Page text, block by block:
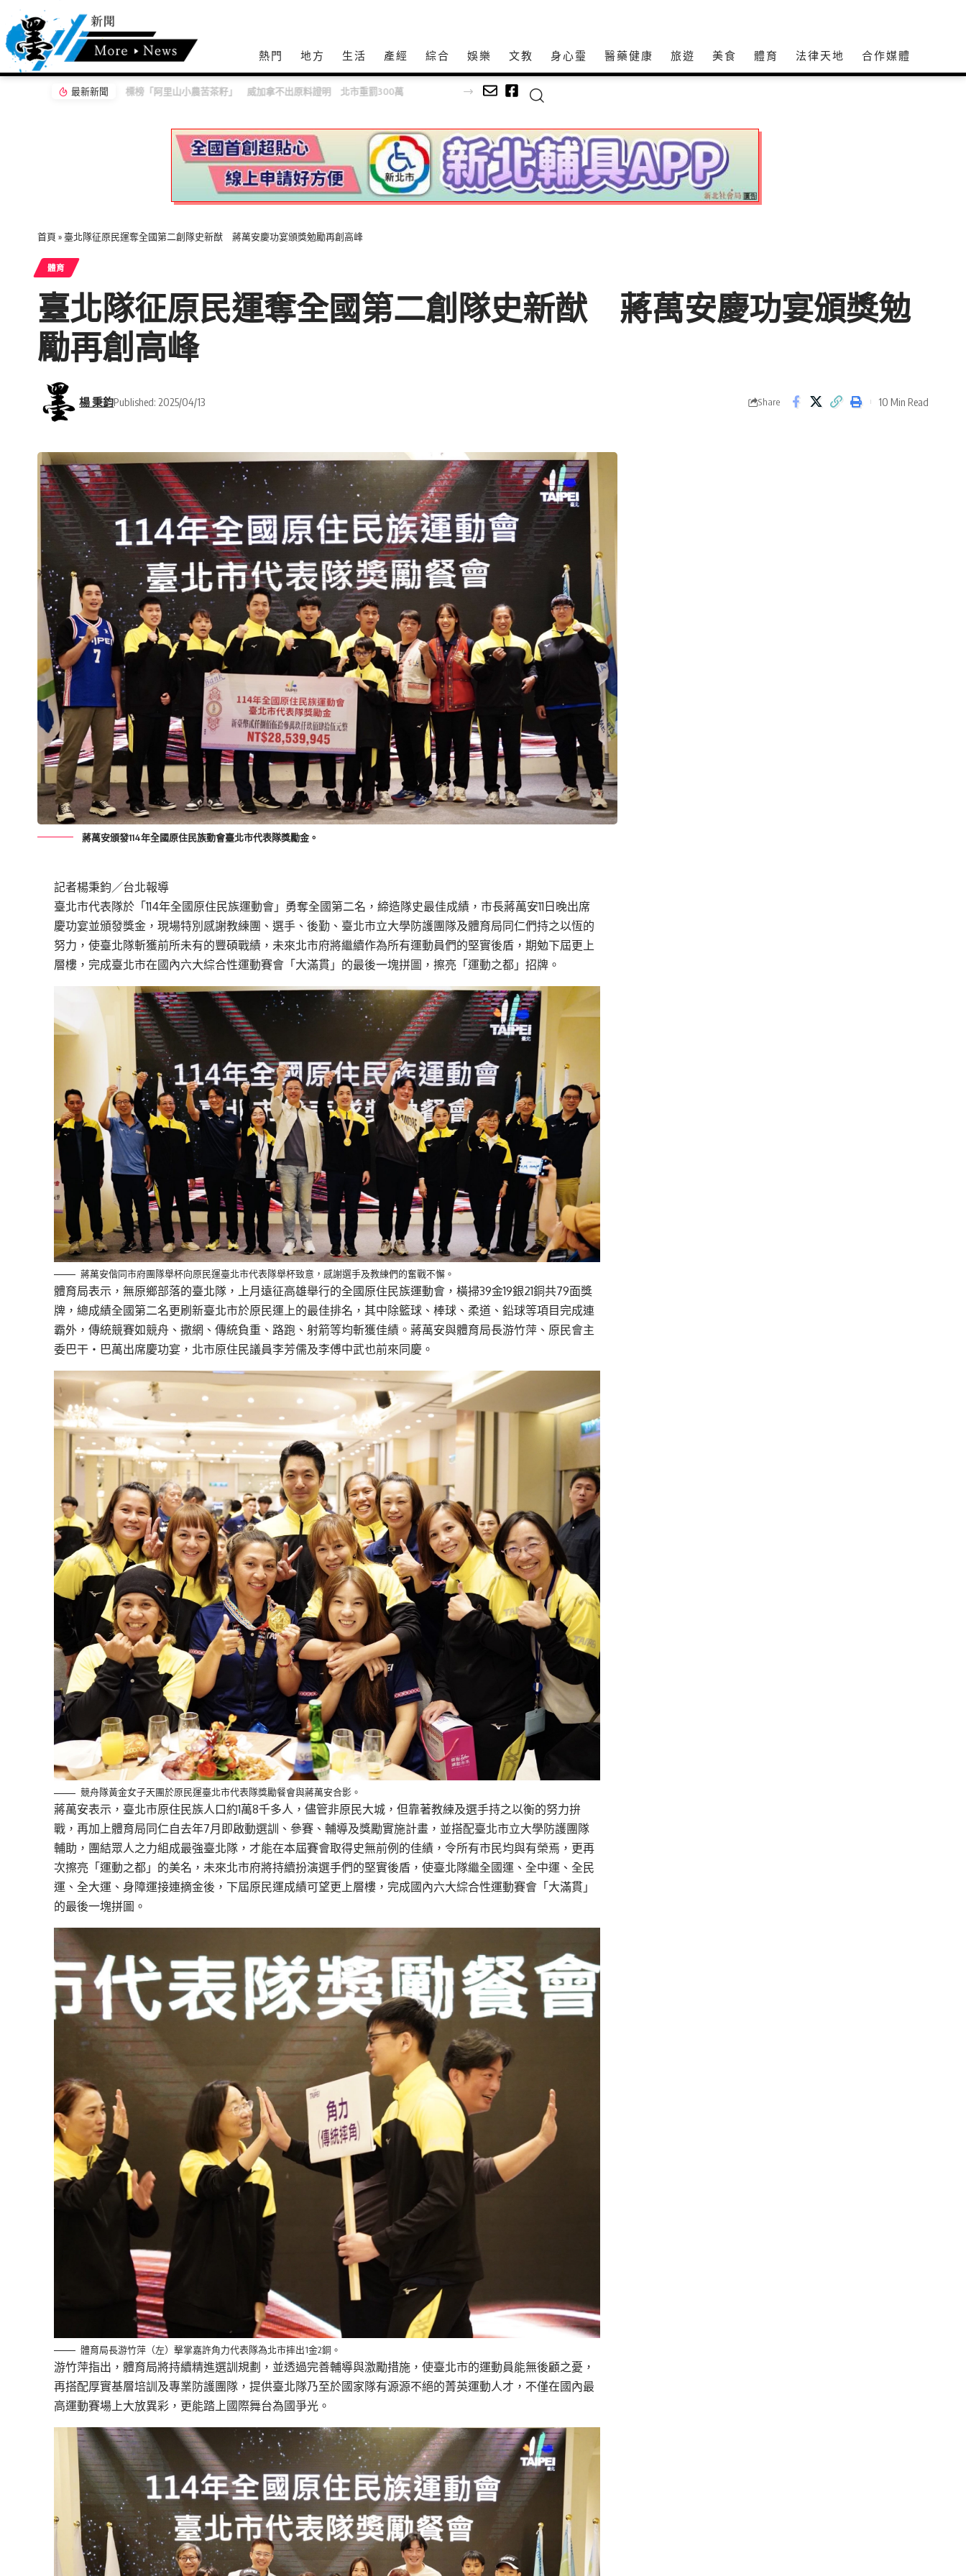
熱門 地方 生活 產經 綜合 娛樂 文教 身心𩆜 醫藥健康 旅遊 美食 體育 法律天地 合作媒體
最新新聞 標榜「阿里山小農苦茶籽」 威加拿不出原料證明 北市重罰300萬
首頁 »臺北隊征原民運奪全國第二創隊史新猷 蔣萬安慶功宴頒獎勉勵再創高峰
體育
臺北隊征原民運奪全國第二創隊史新猷 蔣萬安慶功宴頒獎勉
勵再創高峰
楊 秉鈞Published: 2025/04/13 Share 10 Min Read
蔣萬安頒發114年全國原住民族動會臺北市代表隊獎勵金。
記者楊秉鈞／台北報導
臺北市代表隊於「114年全國原住民族運動會」勇奪全國第二名，締造隊史最佳成績，市長蔣萬安11日晚出席
慶功宴並頒發獎金，現場特別感謝教練團、選手、後勤、臺北市立大學防護團隊及體育局同仁們持之以恆的
努力，使臺北隊斬獲前所未有的豐碩戰績，未來北市府將繼續作為所有運動員們的堅實後盾，期勉下屆更上
層樓，完成臺北市在國內六大綜合性運動賽會「大滿貫」的最後一塊拼圖，擦亮「運動之都」招牌。
蔣萬安偕同市府團隊舉杯向原民運臺北市代表隊舉杯致意，感謝選手及教練們的奮戰不懈。
體育局表示，無原鄉部落的臺北隊，上月遠征高雄舉行的全國原住民族運動會，橫掃39金19銀21銅共79面獎
牌，總成績全國第二名更刷新臺北市於原民運上的最佳排名，其中除籃球、棒球、柔道、鉛球等項目完成連
霸外，傳統競賽如競舟、撒網、傳統負重、路跑、射箭等均斬獲佳績。蔣萬安與體育局長游竹萍、原民會主
委巴干‧巴萬出席慶功宴，北市原住民議員李芳儒及李傅中武也前來同慶。
競舟隊黃金女子天團於原民運臺北市代表隊獎勵餐會與蔣萬安合影。
蔣萬安表示，臺北市原住民族人口約1萬8千多人，儘管非原民大城，但靠著教練及選手持之以衡的努力拚
戰，再加上體育局同仁自去年7月即啟動選訓、參賽、輔導及獎勵實施計畫，並搭配臺北市立大學防護團隊
輔助，團結眾人之力組成最強臺北隊，才能在本屆賽會取得史無前例的佳績，令所有市民均與有榮焉，更再
次擦亮「運動之都」的美名，未來北市府將持續扮演選手們的堅實後盾，使臺北隊繼全國運、全中運、全民
運、全大運、身障運接連摘金後，下屆原民運成績可望更上層樓，完成國內六大綜合性運動賽會「大滿貫」
的最後一塊拼圖。
體育局長游竹萍（左）擊掌嘉許角力代表隊為北市摔出1金2銅。
游竹萍指出，體育局將持續精進選訓規劃，並透過完善輔導與激勵措施，使臺北市的運動員能無後顧之憂，
再搭配厚實基層培訓及專業防護團隊，提供臺北隊乃至於國家隊有源源不絕的菁英運動人才，不僅在國內最
高運動賽場上大放異彩，更能踏上國際舞台為國爭光。